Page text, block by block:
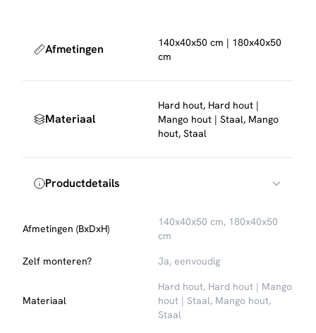
Afmetingen
140x40x50 cm | 180x40x50
cm
Materiaal
Hard hout, Hard hout |
Mango hout | Staal, Mango
hout, Staal
Productdetails
Afmetingen (BxDxH)
140x40x50 cm, 180x40x50
cm
Zelf monteren?
Ja, eenvoudig
Materiaal
Hard hout, Hard hout | Mango
hout | Staal, Mango hout,
Staal